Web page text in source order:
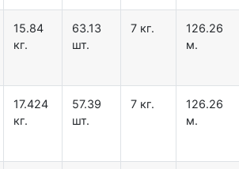
15.84
кг.
63.13
шт.
7 кг.
126.26
м.
17.424
кг.
57.39
шт.
7 кг.
126.26
м.